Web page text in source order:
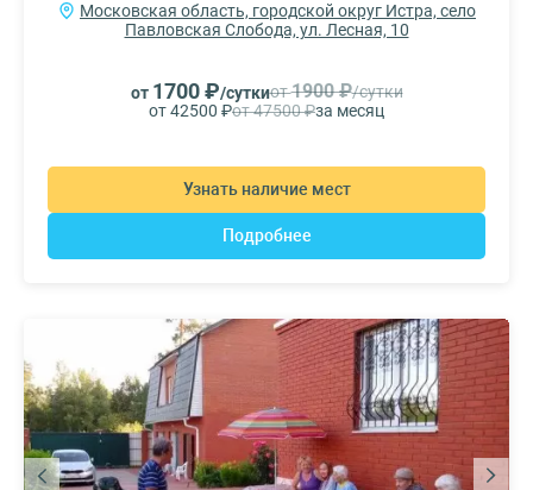
Московская область, городской округ Истра, село
Павловская Слобода, ул. Лесная, 10
от 1700 ₽/суткиот1900 ₽/сутки
от 42500 ₽от 47500 ₽за месяц
Узнать наличие мест
Подробнее